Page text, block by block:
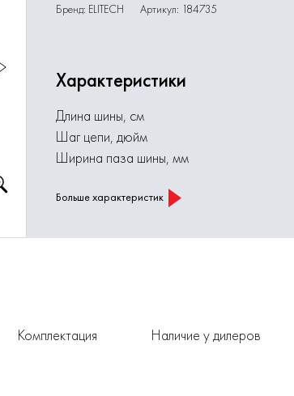
Бренд: ELITECH Артикул: 184735
Характеристики
Длина шины, см
Шаг цепи, дюйм
Ширина паза шины, мм
Больше характеристик
Комплектация Наличие у дилеров